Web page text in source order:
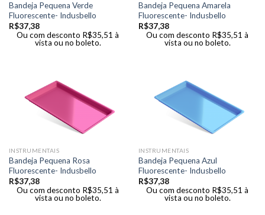
Bandeja Pequena Verde
Fluorescente- Indusbello
R$37,38
Ou com desconto R$35,51 à
vista ou no boleto.
Bandeja Pequena Amarela
Fluorescente- Indusbello
R$37,38
Ou com desconto R$35,51 à
vista ou no boleto.
INSTRUMENTAIS
Bandeja Pequena Rosa
Fluorescente- Indusbello
R$37,38
Ou com desconto R$35,51 à
vista ou no boleto.
INSTRUMENTAIS
Bandeja Pequena Azul
Fluorescente- Indusbello
R$37,38
Ou com desconto R$35,51 à
vista ou no boleto.